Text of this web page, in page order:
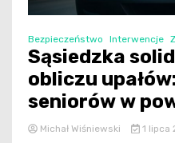
Bezpieczeństwo Interwencje
Sąsiedzka
obliczu
seniorów w
Michał Wiśniewski 1 lipca